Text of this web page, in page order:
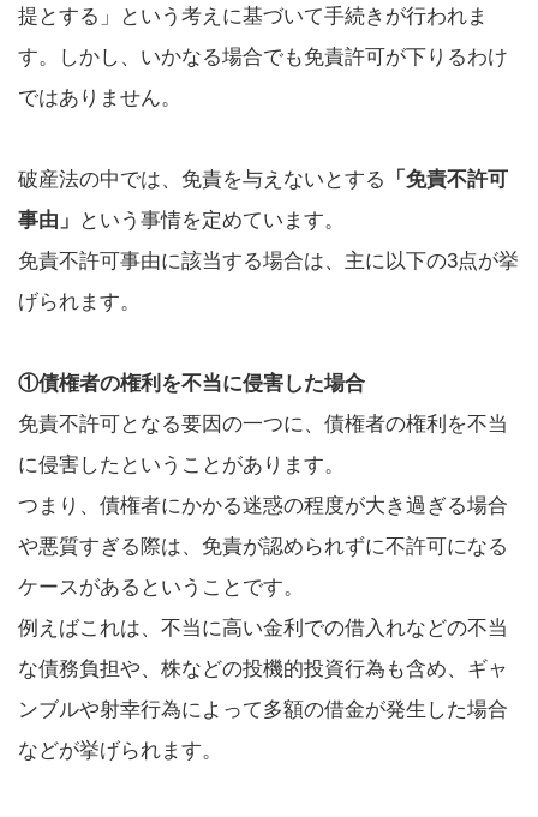
提とする」という考えに基づいて手続きが行われま
す。しかし、いかなる場合でも免責許可が下りるわけ
ではありません。
破産法の中では、免責を与えないとする
「免責不許可
事由」
という事情を定めています。
免責不許可事由に該当する場合は、主に以下の3点が挙
げられます。
①債権者の権利を不当に侵害した場合
免責不許可となる要因の一つに、債権者の権利を不当
に侵害したということがあります。
つまり、債権者にかかる迷惑の程度が大き過ぎる場合
や悪質すぎる際は、免責が認められずに不許可になる
ケースがあるということです。
例えばこれは、不当に高い金利での借入れなどの不当
な債務負担や、株などの投機的投資行為も含め、ギャ
ンブルや射幸行為によって多額の借金が発生した場合
などが挙げられます。